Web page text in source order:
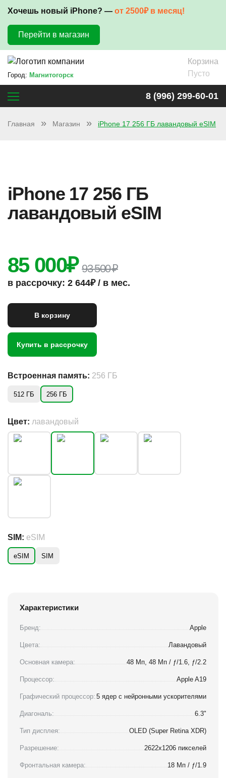
Хочешь новый iPhone? — от 2500₽ в месяц!
Перейти в магазин
Город: Магнитогорск
Корзина
Пусто
8 (996) 299-60-01
Главная Магазин iPhone 17 256 ГБ лавандовый eSIM
iPhone 17 256 ГБ
лавандовый eSIM
85 000₽ 93 500 ₽
в рассрочку: 2 644₽ / в мес.
В корзину
Купить в рассрочку
Встроенная память: 256 ГБ
512 ГБ 256 ГБ
Цвет: лавандовый
SIM: eSIM
eSIM SIM
Характеристики
Бренд: Apple
Цвета: Лавандовый
Основная камера: 48 Мп, 48 Мп / ƒ/1.6, ƒ/2.2
Процессор: Apple A19
Графический процессор: 5 ядер с нейронными ускорителями
Диагональ: 6.3"
Тип дисплея: OLED (Super Retina XDR)
Разрешение: 2622x1206 пикселей
Фронтальная камера: 18 Мп / ƒ/1.9